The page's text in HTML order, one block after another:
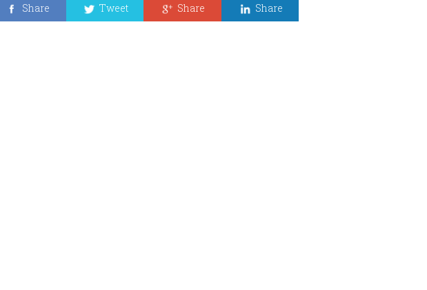
Share Tweet Share Share